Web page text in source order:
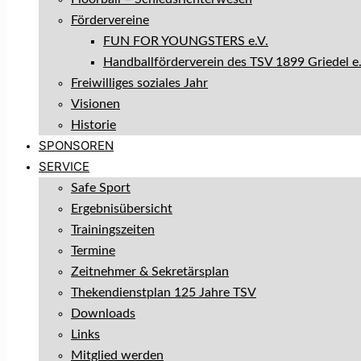
Fördervereine
FUN FOR YOUNGSTERS e.V.
Handballförderverein des TSV 1899 Griedel
Freiwilliges soziales Jahr
Visionen
Historie
SPONSOREN
SERVICE
Safe Sport
Ergebnisübersicht
Trainingszeiten
Termine
Zeitnehmer & Sekretärsplan
Thekendienstplan 125 Jahre TSV
Downloads
Links
Mitglied werden